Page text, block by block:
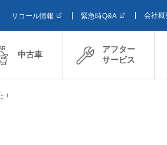
リコール情報 緊急時Q&A 会社概
中古車
アフター
サービス
！